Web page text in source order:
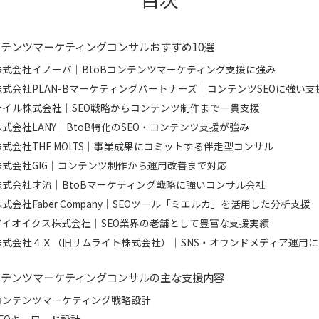
ンツマーケティングコンサルおすすめ10選
式会社イノーバ｜BtoBコンテンツマーケティング支援に強み
会社PLAN-Bマーケティングパートナーズ｜コンテンツSEOに強い支
ル株式会社｜SEO戦略からコンテンツ制作まで一貫支援
会社LANY｜BtoB特化のSEO・コンテンツ支援が強み
会社THE MOLTS｜事業成果にコミットする伴走型コンサル
会社GIG｜コンテンツ制作から運用改善まで対応
会社才流｜BtoBマーケティング戦略に強いコンサル会社
会社Faber Company｜SEOツール「ミエルカ」を活用した分析支援
オイクス株式会社｜SEO業界の老舗として豊富な支援実績
会社４Ｘ（旧サムライト株式会社）｜SNS・オウンドメディア運用
ンツマーケティングコンサルの主な支援内容
テンツマーケティング戦略設計